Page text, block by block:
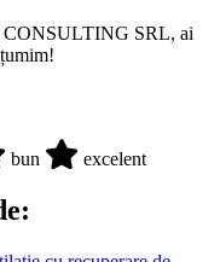
CONSULTING SRL, ai
bun excelent